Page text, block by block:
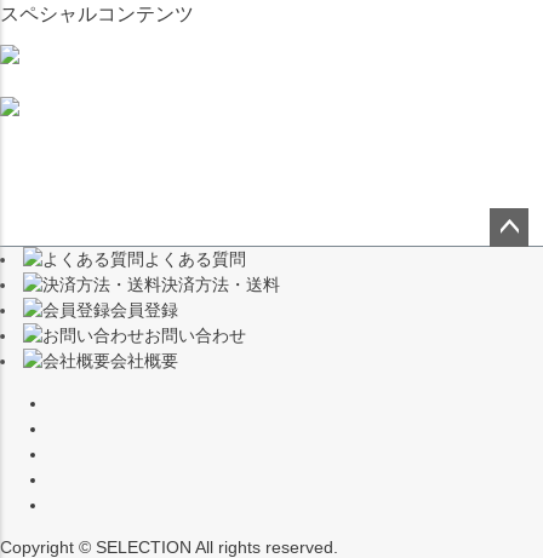
スペシャルコンテンツ
よくある質問
決済方法・送料
会員登録
お問い合わせ
会社概要
Copyright © SELECTION All rights reserved.